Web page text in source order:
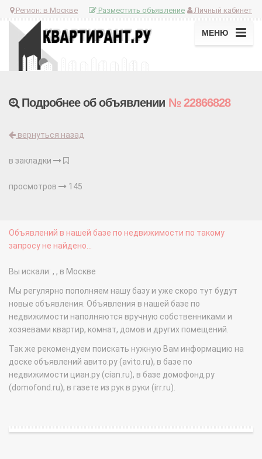
Регион: в Москве Личный кабинет
Разместить объявление
МЕНЮ
Подробнее об объявлении № 22866828
вернуться назад
в закладки
просмотров 145
Объявлений в нашей базе по недвижимости по такому
запросу не найдено...
Вы искали: , , в Москве
Мы регулярно пополняем нашу базу и уже скоро тут будут
новые объявления. Объявления в нашей базе по
недвижимости наполняются вручную собственниками и
хозяевами квартир, комнат, домов и других помещений.
Так же рекомендуем поискать нужную Вам информацию на
доске объявлений авито.ру (avito.ru), в базе по
недвижимости циан.ру (cian.ru), в базе домофонд.ру
(domofond.ru), в газете из рук в руки (irr.ru).